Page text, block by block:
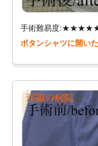
手術難易度
ボタンシャツに開い